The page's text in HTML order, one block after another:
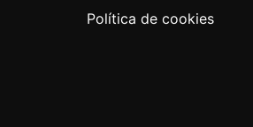
Política de cookies